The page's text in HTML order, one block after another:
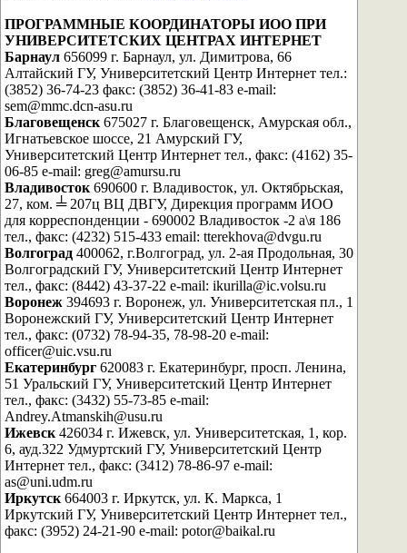
ПРОГРАММНЫЕ КООРДИНАТОРЫ ИОО ПРИ
УНИВЕРСИТЕТСКИХ ЦЕНТРАХ ИНТЕРНЕТ
Барнаул 656099 г. Барнаул, ул. Димитрова, 66
Алтайский ГУ, Университетский Центр Интернет тел.:
(3852) 36-74-23 факс: (3852) 36-41-83 e-mail:
sem@mmc.dcn-asu.ru
Благовещенск 675027 г. Благовещенск, Амурская обл.,
Игнатьевское шоссе, 21 Амурский ГУ,
Университетский Центр Интернет тел., факс: (4162) 35-
06-85 e-mail: greg@amursu.ru
Владивосток 690600 г. Владивосток, ул. Октябрьская,
27, ком. ╧ 207ц ВЦ ДВГУ, Дирекция программ ИОО
для корреспонденции - 690002 Владивосток -2 а\я 186
тел., факс: (4232) 515-433 email: tterekhova@dvgu.ru
Волгоград 400062, г.Волгоград, ул. 2-ая Продольная, 30
Волгоградский ГУ, Университетский Центр Интернет
тел., факс: (8442) 43-37-22 e-mail: ikurilla@ic.volsu.ru
Воронеж 394693 г. Воронеж, ул. Университетская пл., 1
Воронежский ГУ, Университетский Центр Интернет
тел., факс: (0732) 78-94-35, 78-98-20 e-mail:
officer@uic.vsu.ru
Екатеринбург 620083 г. Екатеринбург, просп. Ленина,
51 Уральский ГУ, Университетский Центр Интернет
тел., факс: (3432) 55-73-85 e-mail:
Andrey.Atmanskih@usu.ru
Ижевск 426034 г. Ижевск, ул. Университетская, 1, кор.
6, ауд.322 Удмуртский ГУ, Университетский Центр
Интернет тел., факс: (3412) 78-86-97 e-mail:
as@uni.udm.ru
Иркутск 664003 г. Иркутск, ул. К. Маркса, 1
Иркутский ГУ, Университетский Центр Интернет тел.,
факс: (3952) 24-21-90 e-mail: potor@baikal.ru